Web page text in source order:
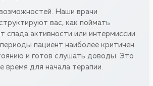
Наши врачи
вас, как поймать
спада активности или интермиссии.
пациент наиболее критичен
и готов слушать доводы. Это
время для начала терапии.